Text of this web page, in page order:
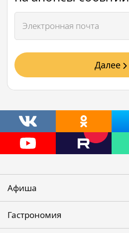
Далее
Афиша
Гастрономия